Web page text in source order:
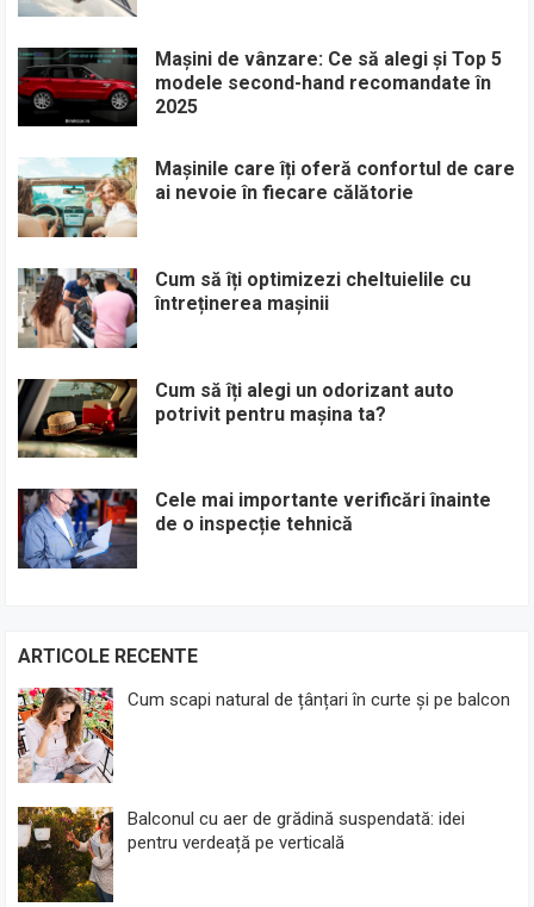
Mașini de vânzare: Ce să alegi și Top 5
modele second-hand recomandate în
2025
Mașinile care îți oferă confortul de care
ai nevoie în fiecare călătorie
Cum să îți optimizezi cheltuielile cu
întreținerea mașinii
Cum să îți alegi un odorizant auto
potrivit pentru mașina ta?
Cele mai importante verificări înainte
de o inspecție tehnică
ARTICOLE RECENTE
Cum scapi natural de țânțari în curte și pe balcon
Balconul cu aer de grădină suspendată: idei
pentru verdeață pe verticală